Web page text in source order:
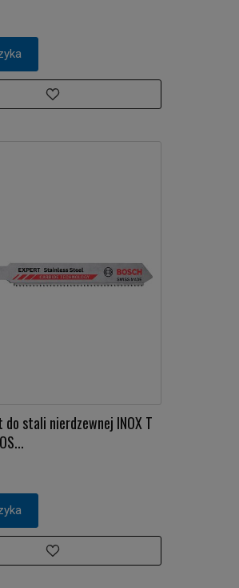
do stali nierdzewnej INOX T